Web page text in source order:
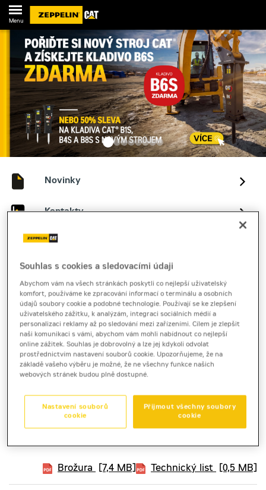
Menu
Novinky
Kontakty
pevné dempry
Cat 785
Brožura [7,4 MB] Technický list [0,5 MB]
Souhlas s cookies a sledovacími údaji
Abychom vám na všech stránkách poskytli co nejlepší uživatelský
komfort, používáme ke zpracování informací o terminálu a osobních
údajů soubory cookie a podobné technologie. Používají se ke zlepšení
uživatelského zážitku, k analýzám, integraci sociálních médií a
personalizaci reklamy až po sledování mezi zařízeními. Cílem je zlepšit
naši komunikaci s vámi, abychom vám mohli nabídnout co nejlepší
online zážitek. Souhlas je dobrovolný a lze jej kdykoli odvolat
prostřednictvím nastavení souborů cookie. Upozorňujeme, že na
základě vašeho výběru je možné, že ne všechny funkce našich
webových stránek budou plně dostupné.
Přijmout všechny soubory
cookie
Nastavení souborů
cookie